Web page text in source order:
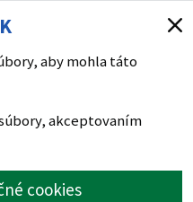
aby mohla táto
akceptovaním
cookies